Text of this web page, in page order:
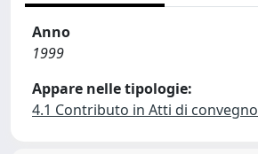
Anno
1999
Appare nelle tipologie:
4.1 Contributo in Atti di convegno